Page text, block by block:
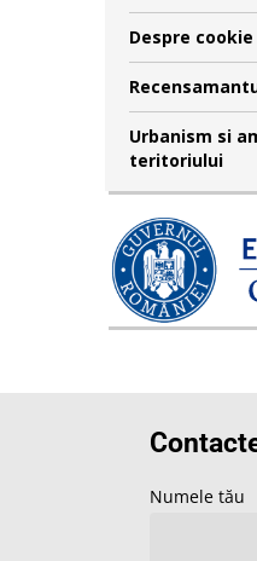
Despre cookie
Urbanism si
teritoriului